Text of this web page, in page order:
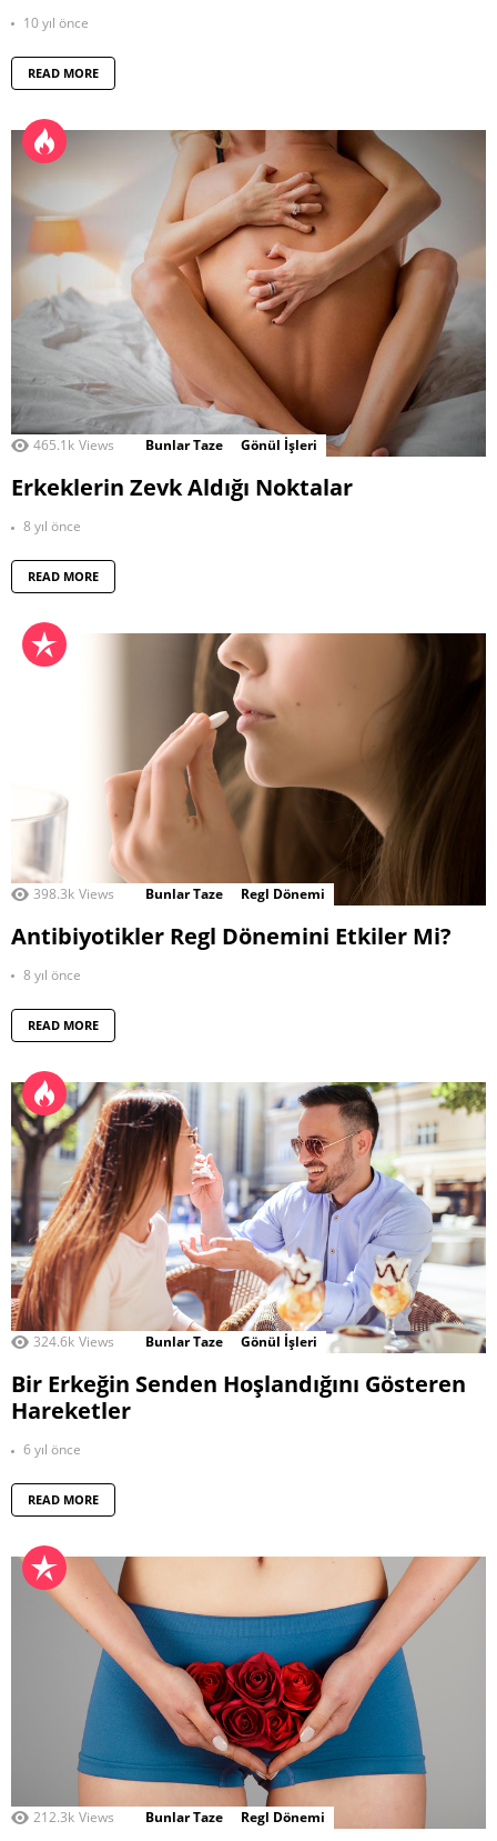
10 yıl önce
READ MORE
465.1k Views Bunlar Taze Gönül İşleri
Erkeklerin Zevk Aldığı Noktalar
8 yıl önce
READ MORE
398.3k Views Bunlar Taze Regl Dönemi
Antibiyotikler Regl Dönemini Etkiler Mi?
8 yıl önce
READ MORE
324.6k Views Bunlar Taze Gönül İşleri
Bir Erkeğin Senden Hoşlandığını Gösteren
Hareketler
6 yıl önce
READ MORE
212.3k Views Bunlar Taze Regl Dönemi